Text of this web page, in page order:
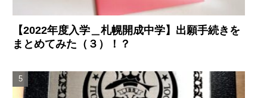
【2022年度入学＿札幌開成中学】出願手続きを
まとめてみた（３）！？